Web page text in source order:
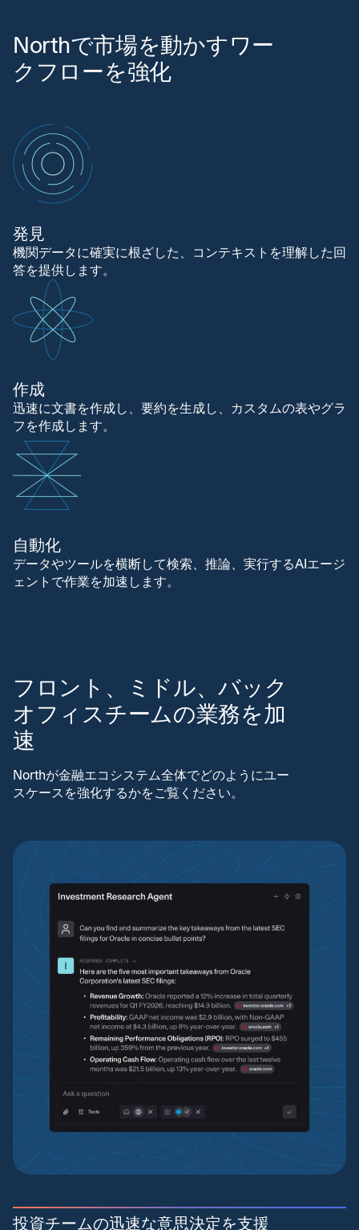
Northで市場を動かすワー
クフローを強化
発見
機関データに確実に根ざした、コンテキストを理解した回
答を提供します。
作成
迅速に文書を作成し、要約を生成し、カスタムの表やグラ
フを作成します。
自動化
データやツールを横断して検索、推論、実行するAIエージ
ェントで作業を加速します。
フロント、ミドル、バック
オフィスチームの業務を加
速
Northが金融エコシステム全体でどのようにユー
スケースを強化するかをご覧ください。
投資チームの迅速な意思決定を支援